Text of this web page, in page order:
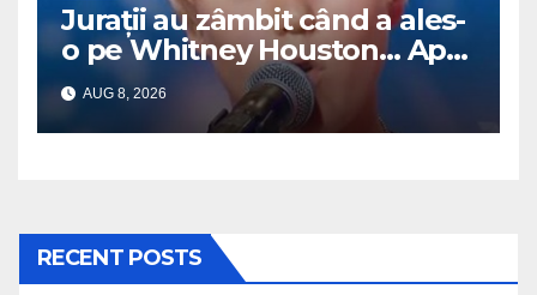
Jurații au zâmbit când a ales-
o pe Whitney Houston… Apoi
a început să cânte
AUG 8, 2026
RECENT POSTS